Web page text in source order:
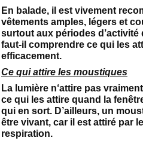
En balade, il est vivement
vêtements amples, légers et
surtout aux périodes
faut-il comprendre ce qui les
efficacement.
Ce qui attire les moustiques
La lumière n‘attire pas
ce qui les attire quand la
qui en sort. D’ailleurs, un
être vivant, car il est attiré par
respiration.